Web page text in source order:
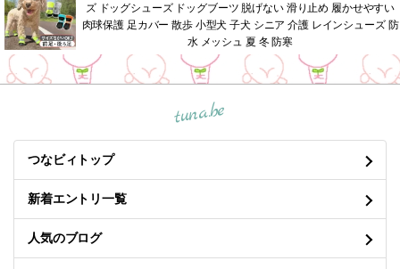
ズ ドッグシューズ ドッグブーツ 脱げない 滑り止め 履かせやすい
肉球保護 足カバー 散歩 小型犬 子犬 シニア 介護 レインシューズ 防
水 メッシュ 夏 冬 防寒
tuna.be
つなビィトップ
新着エントリ一覧
人気のブログ